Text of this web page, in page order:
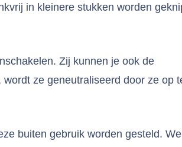
in kleinere stukken worden
Zij kunnen je ook de
ze geneutraliseerd door ze op
buiten gebruik worden gesteld.